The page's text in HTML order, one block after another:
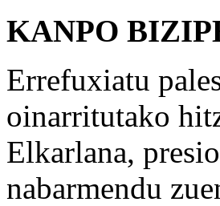
KANPO
Errefuxiatu
oinarritutako
Elkarlana,
nabarmendu